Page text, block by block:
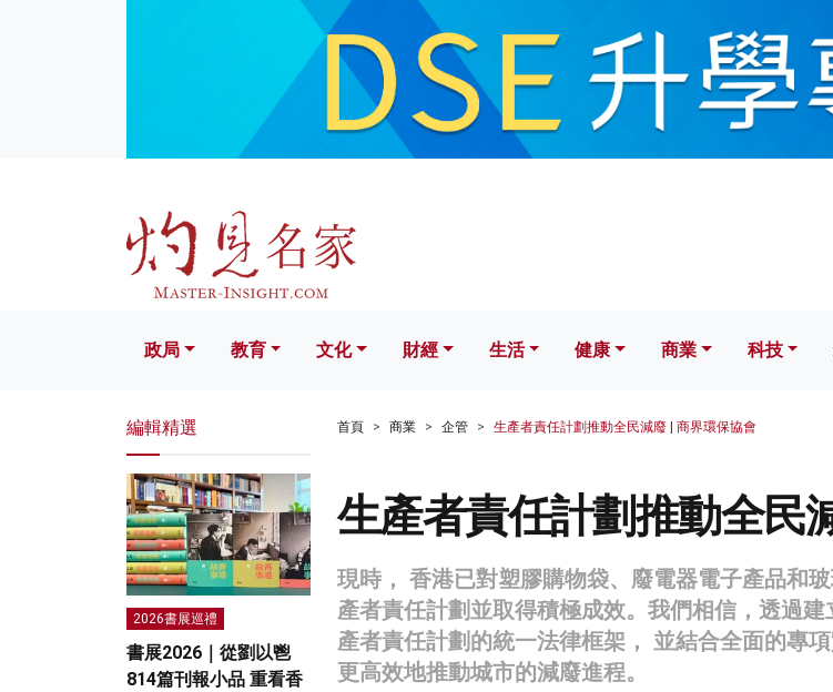
文化 財經 生活 健康 科技
政局 教育 文化 財經 生活 健康 商業 科技
首頁 商業 企管 生產者責任計劃推動全民減廢 | 商界環保協會
生產者責任計劃推動全民
現時， 香港已對塑膠購物袋、廢電器電子產品和
產者責任計劃並取得積極成效。我們相信，透過
產者責任計劃的統一法律框架， 並結合全面的專
更高效地推動城市的減廢進程。
編輯精選
2026書展巡禮
書展2026｜從劉以鬯
814篇刊報小品 重看香